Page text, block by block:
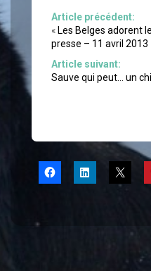
Article précédent:
« Les Belges adorent
presse – 11 avril 2013
Article suivant:
Sauve qui peut… un